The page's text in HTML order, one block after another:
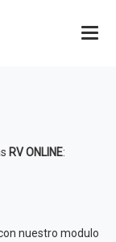
RV ONLINE:
nuestro modulo